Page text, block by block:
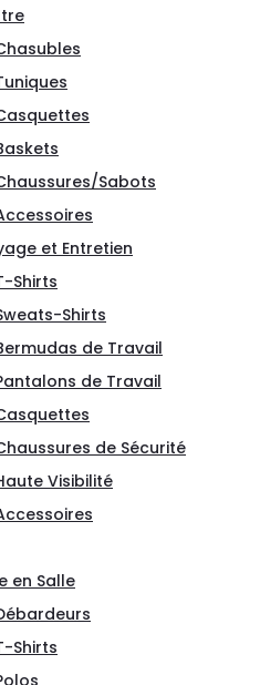
Sabots
et Entretien
Shirts
Shirts
de Travail
de Travail
de Sécurité
Visibilité
en Salle
Shirts